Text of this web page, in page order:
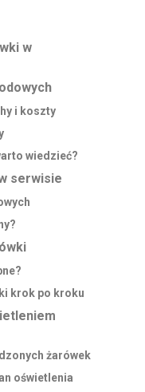
w
i koszty
wiedzieć?
serwisie
krok po kroku
żarówek
oświetlenia